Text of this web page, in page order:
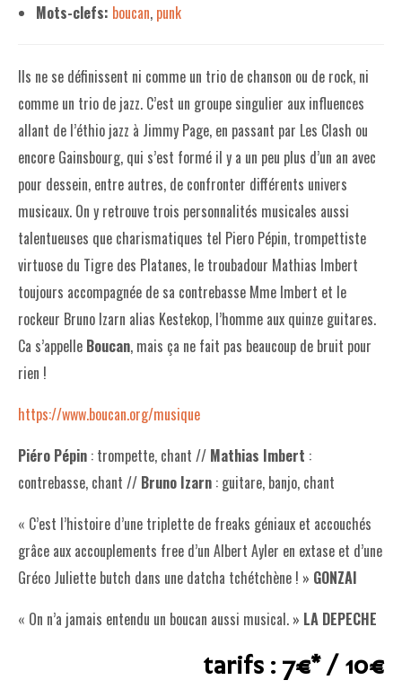
UNE LIBRAIRIE INDÉPENDANTE
LES EXPOSITIONS
INFOS & ACCESSIBILITÉ
Mots-clefs: boucan, punk
Ils ne se définissent ni comme un trio de chanson ou de rock, ni
comme un trio de jazz. C’est un groupe singulier aux influences
allant de l’éthio jazz à Jimmy Page, en passant par Les Clash ou
encore Gainsbourg, qui s’est formé il y a un peu plus d’un an avec
pour dessein, entre autres, de confronter différents univers
musicaux. On y retrouve trois personnalités musicales aussi
talentueuses que charismatiques tel Piero Pépin, trompettiste
virtuose du Tigre des Platanes, le troubadour Mathias Imbert
toujours accompagnée de sa contrebasse Mme Imbert et le
rockeur Bruno Izarn alias Kestekop, l’homme aux quinze guitares.
Ca s’appelle Boucan, mais ça ne fait pas beaucoup de bruit pour
rien !
https://www.boucan.org/musique
Piéro Pépin : trompette, chant // Mathias Imbert :
contrebasse, chant // Bruno Izarn : guitare, banjo, chant
« C’est l’histoire d’une triplette de freaks géniaux et accouchés
grâce aux accouplements free d’un Albert Ayler en extase et d’une
Gréco Juliette butch dans une datcha tchétchène ! » GONZAI
« On n’a jamais entendu un boucan aussi musical. » LA DEPECHE
tarifs : 7€* / 10€